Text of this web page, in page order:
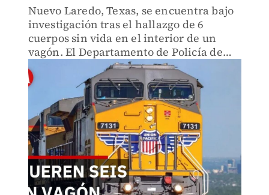
Nuevo Laredo, Texas, se encuentra bajo
investigación tras el hallazgo de 6
cuerpos sin vida en el interior de un
vagón. El Departamento de Policía de
Laredo ha informado que los cuerpos no
presentan huellas evidentes de
violencia física.